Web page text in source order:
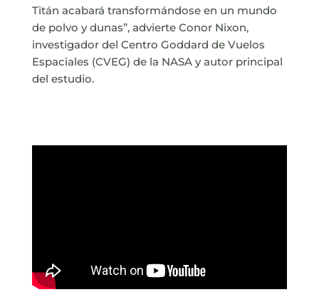
Titán acabará transformándose en un mundo
de polvo y dunas”, advierte Conor Nixon,
investigador del Centro Goddard de Vuelos
Espaciales (CVEG) de la NASA y autor principal
del estudio.